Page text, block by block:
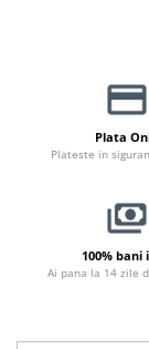
Pisică Senior
Diete Veterinare
Uscată
Recompense Pisici
Pernuțe
Plata
Plateste in
100% bani
Ai pana la 14 zile